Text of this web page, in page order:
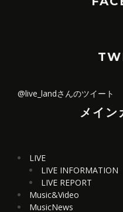
@live_landさんのツイート
メイン
LIVE
LIVE INFORMATION
LIVE REPORT
Music&Video
MusicNews